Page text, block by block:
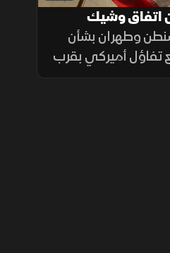
اتفاق وشيك
وطهران بشأن
أميركي بقرب
مباشرة،